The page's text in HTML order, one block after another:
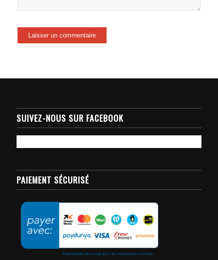
SUIVEZ-NOUS SUR FACEBOOK
PAIEMENT SÉCURISÉ